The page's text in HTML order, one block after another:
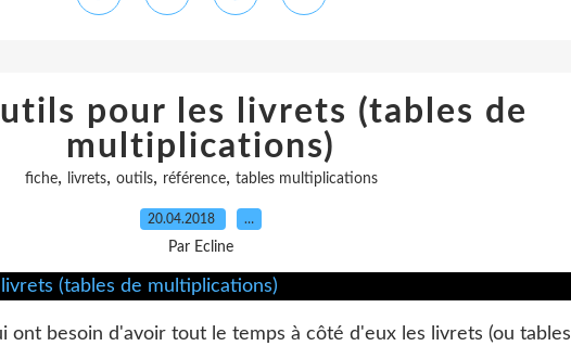
pour les livrets (tables de
multiplications)
fiche, livrets, outils, référence, tables multiplications
20.04.2018 …
Par Ecline
ont besoin d'avoir tout le temps à côté d'eux les livrets (ou tables